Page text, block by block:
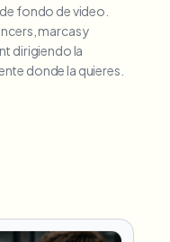
fondo de video.
marcas y
dirigiendo la
donde la quieres.